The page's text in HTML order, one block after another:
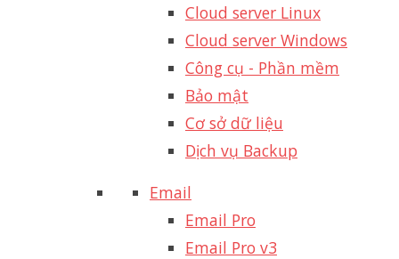
Cloud server Linux
Cloud server Windows
Công cụ - Phần mềm
Bảo mật
Cơ sở dữ liệu
Dịch vụ Backup
Email
Email Pro
Email Pro v3